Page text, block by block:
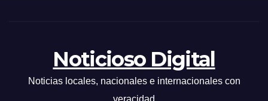
Noticioso Digital
Noticias locales, nacionales e internacionales con
veracidad